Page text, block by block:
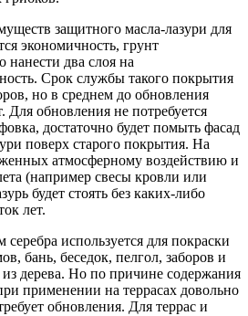
защитного масла-лазури для
экономичность, грунт
нанести два слоя на
Срок службы такого покрытия
но в среднем до обновления
Для обновления не потребуется
достаточно будет помыть фасад
поверх старого покрытия. На
атмосферному воздействию и
(например свесы кровли или
будет стоять без каких-либо
лет.
используется для покраски
бань, беседок, пелгол, заборов и
дерева. Но по причине содержания
применении на террасах довольно
обновления. Для террас и